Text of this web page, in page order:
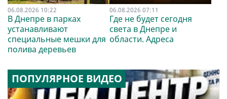
06.08.2026 10:22
В Днепре в парках
устанавливают
специальные мешки для
полива деревьев
06.08.2026 07:11
Где не будет сегодня
света в Днепре и
области. Адреса
ПОПУЛЯРНОЕ ВИДЕО